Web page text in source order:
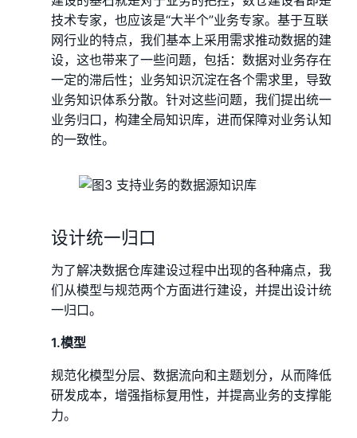
技术专家，也应该是“大半个”业务专家。基于互联
网行业的特点，我们基本上采用需求推动数据的建
设，这也带来了一些问题，包括：数据对业务存在
一定的滞后性；业务知识沉淀在各个需求里，导致
业务知识体系分散。针对这些问题，我们提出统一
业务归口，构建全局知识库，进而保障对业务认知
的一致性。
设计统一归口
为了解决数据仓库建设过程中出现的各种痛点，我
们从模型与规范两个方面进行建设，并提出设计统
一归口。
1.模型
规范化模型分层、数据流向和主题划分，从而降低
研发成本，增强指标复用性，并提高业务的支撑能
力。